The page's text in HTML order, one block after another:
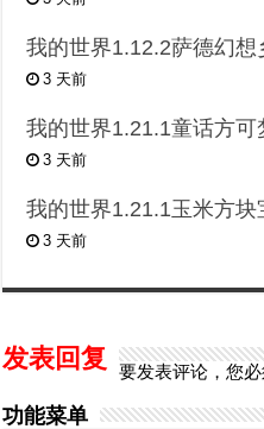
我的世界1.12.2萨德幻想
3 天前
我的世界1.21.1童话方可
3 天前
我的世界1.21.1玉米方块
3 天前
发表回复 要发表评论，您
功能菜单